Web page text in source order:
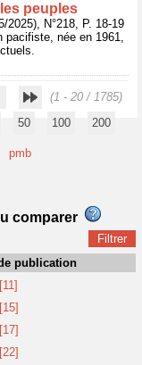
peuples
2025), N°218, P. 18-19
pacifiste, née en 1961,
(1 - 20 / 1785)
50 100 200
pmb
comparer
publication
[11]
[15]
[17]
[22]